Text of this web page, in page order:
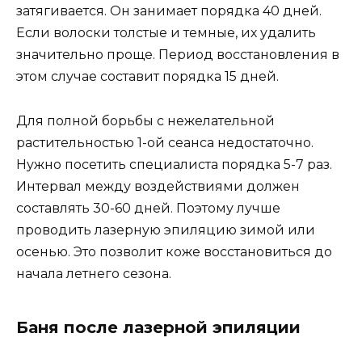
затягивается. Он занимает порядка 40 дней.
Если волоски толстые и темные, их удалить
значительно проще. Период восстановления в
этом случае составит порядка 15 дней.
Для полной борьбы с нежелательной
растительностью 1-ой сеанса недостаточно.
Нужно посетить специалиста порядка 5-7 раз.
Интервал между воздействиями должен
составлять 30-60 дней. Поэтому лучше
проводить лазерную эпиляцию зимой или
осенью. Это позволит коже восстановиться до
начала летнего сезона.
Баня после лазерной эпиляции